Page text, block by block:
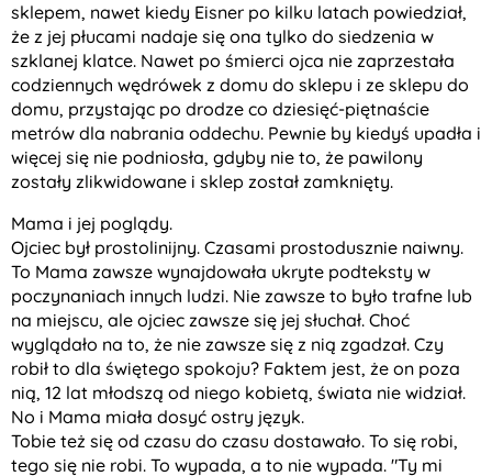
sklepem, nawet kiedy Eisner po kilku latach powiedział,
że z jej płucami nadaje się ona tylko do siedzenia w
szklanej klatce. Nawet po śmierci ojca nie zaprzestała
codziennych wędrówek z domu do sklepu i ze sklepu do
domu, przystając po drodze co dziesięć-piętnaście
metrów dla nabrania oddechu. Pewnie by kiedyś upadła i
więcej się nie podniosła, gdyby nie to, że pawilony
zostały zlikwidowane i sklep został zamknięty.
Mama i jej poglądy.
Ojciec był prostolinijny. Czasami prostodusznie naiwny.
To Mama zawsze wynajdowała ukryte podteksty w
poczynaniach innych ludzi. Nie zawsze to było trafne lub
na miejscu, ale ojciec zawsze się jej słuchał. Choć
wyglądało na to, że nie zawsze się z nią zgadzał. Czy
robił to dla świętego spokoju? Faktem jest, że on poza
nią, 12 lat młodszą od niego kobietą, świata nie widział.
No i Mama miała dosyć ostry język.
Tobie też się od czasu do czasu dostawało. To się robi,
tego się nie robi. To wypada, a to nie wypada. "Ty mi